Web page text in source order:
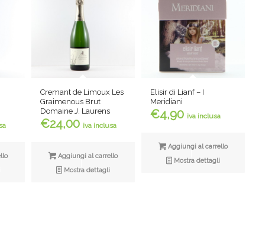
Cremant de Limoux Les
Graimenous Brut
Domaine J. Laurens
€24,00 iva inclusa
Aggiungi al carrello
Mostra dettagli
Elisir di Lianf – I
Meridiani
€4,90 iva inclusa
Aggiungi al carrello
Mostra dettagli